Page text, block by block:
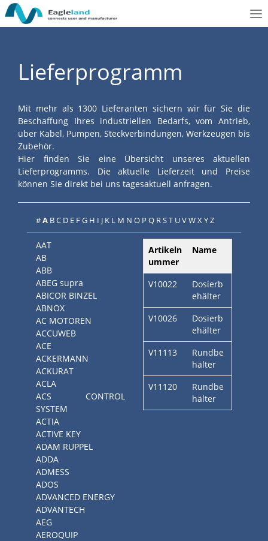
Lieferprogramm
Mit mehr als 1300 Lieferanten sichern wir für Sie die
Beschaffung Ihres industriellen Bedarfs, vom Antrieb,
über Kabel, Pumpen, Steckverbindungen, Werkzeugen bis
Zubehör.
Hier finden Sie eine Übersicht unseres aktuellen
Lieferprogramms. Die aktuelle Lieferzeit und Preise
können Sie direkt bei uns tagesaktuell anfragen.
#A BC D E FG H I J K L M N O P Q RST UVWXYZ
AAT
AB
ABB
ABEG supra
ABICOR BINZEL
ABNOX
AC MOTOREN
ACCUWEB
ACE
ACKERMANN
ACKURAT
ACLA
ACS CONTROL
SYSTEM
ACTIA
ACTIVE KEY
ADAM RUPPEL
ADDA
ADMESS
ADOS
ADVANCED ENERGY
ADVANTECH
AEG
AEROQUIP
Artikeln
ummer
Name
V10022
Dosierb
ehälter
V10026
Dosierb
ehälter
V11113
Rundbe
hälter
V11120
Rundbe
hälter